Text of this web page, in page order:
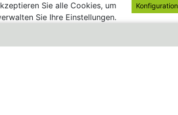
Sie alle Cookies, um
Sie Ihre Einstellungen.
Konfiguration